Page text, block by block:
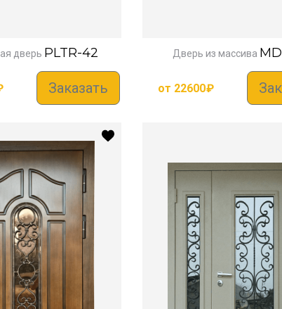
дверь PLTR-42
Заказать
Дверь из массива
от 22600₽